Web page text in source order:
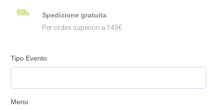
Spedizione gratuita
Per ordini superiori a 149€
Tipo Evento
Menu